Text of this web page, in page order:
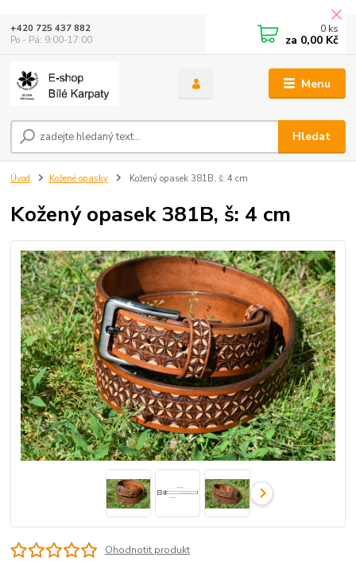
Menu
Hledat
+420 725 437 882
Po - Pá: 9:00-17:00
0 ks
za 0,00 Kč
Úvod Kožené opasky Kožený opasek 381B, š: 4 cm
Kožený opasek 381B, š: 4 cm
Ohodnotit produkt